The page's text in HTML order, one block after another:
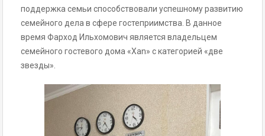
поддержка семьи способствовали успешному развитию
семейного дела в сфере гостеприимства. В данное
время Фарход Ильхомович является владельцем
семейного гостевого дома «Xan» с категорией «две
звезды».